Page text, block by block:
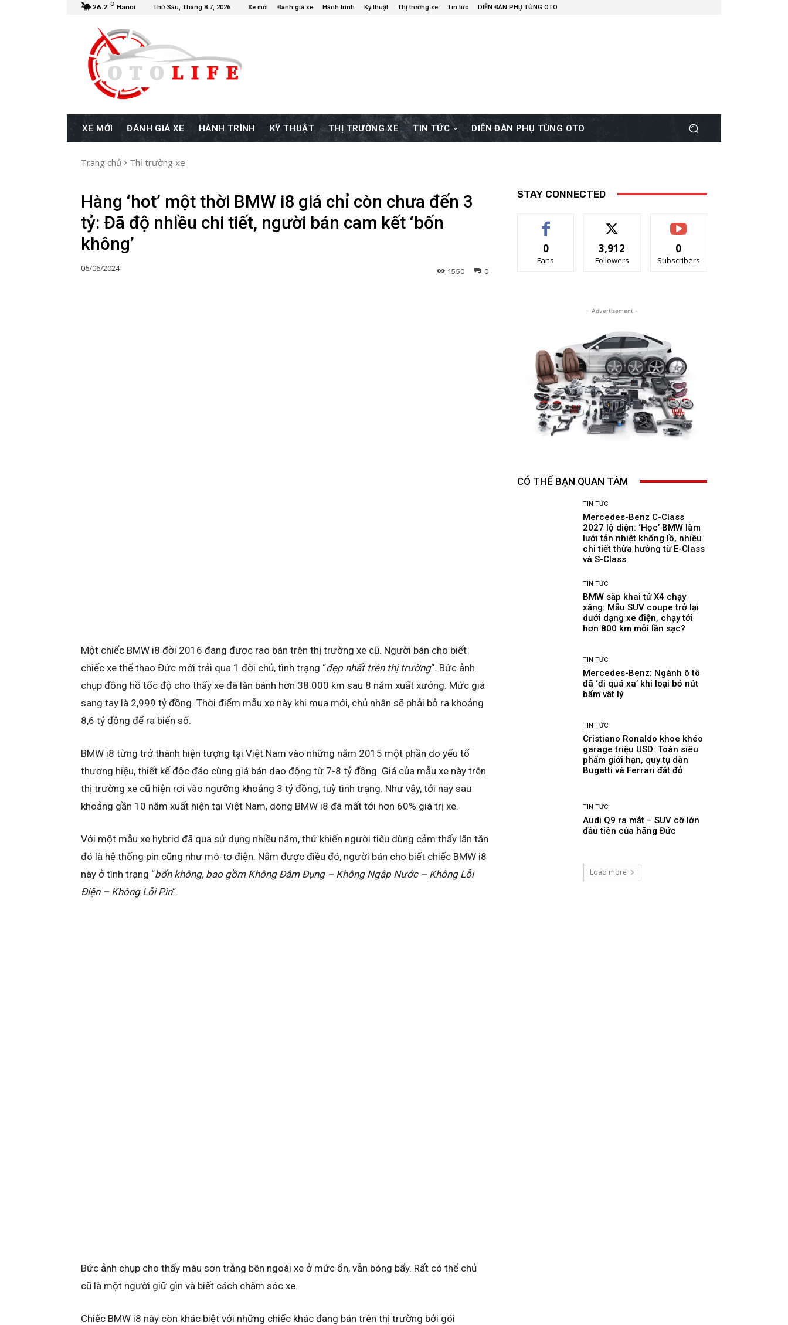
26.2 C Hanoi Thứ Sáu, Tháng 8 7, 2026 Xe mới Đánh giá xe Hành trình Kỹ thuật Thị trường xe Tin tức DIỄN ĐÀN PHỤ TÙNG OTO
XE MỚI ĐÁNH GIÁ XE HÀNH TRÌNH KỸ THUẬT THỊ TRƯỜNG XE TIN TỨC DIỄN ĐÀN PHỤ TÙNG OTO
Trang chủ Thị trường xe
Hàng ‘hot’ một thời BMW i8 giá chỉ còn chưa đến 3
tỷ: Đã độ nhiều chi tiết, người bán cam kết ‘bốn
không’
05/06/2024 0
1550
Một chiếc BMW i8 đời 2016 đang được rao bán trên thị trường xe cũ. Người bán cho biết
chiếc xe thể thao Đức mới trải qua 1 đời chủ, tình trạng “đẹp nhất trên thị trường“. Bức ảnh
chụp đồng hồ tốc độ cho thấy xe đã lăn bánh hơn 38.000 km sau 8 năm xuất xưởng. Mức giá
sang tay là 2,999 tỷ đồng. Thời điểm mẫu xe này khi mua mới, chủ nhân sẽ phải bỏ ra khoảng
8,6 tỷ đồng để ra biển số.
BMW i8 từng trở thành hiện tượng tại Việt Nam vào những năm 2015 một phần do yếu tố
thương hiệu, thiết kế độc đáo cùng giá bán dao động từ 7-8 tỷ đồng. Giá của mẫu xe này trên
thị trường xe cũ hiện rơi vào ngưỡng khoảng 3 tỷ đồng, tuỳ tình trạng. Như vậy, tới nay sau
khoảng gần 10 năm xuất hiện tại Việt Nam, dòng BMW i8 đã mất tới hơn 60% giá trị xe.
Với một mẫu xe hybrid đã qua sử dụng nhiều năm, thứ khiến người tiêu dùng cảm thấy lăn tăn
đó là hệ thống pin cũng như mô-tơ điện. Nắm được điều đó, người bán cho biết chiếc BMW i8
này ở tình trạng “bốn không, bao gồm Không Đâm Đụng – Không Ngập Nước – Không Lỗi
Điện – Không Lỗi Pin“.
Bức ảnh chụp cho thấy màu sơn trắng bên ngoài xe ở mức ổn, vẫn bóng bẩy. Rất có thể chủ
cũ là một người giữ gìn và biết cách chăm sóc xe.
Chiếc BMW i8 này còn khác biệt với những chiếc khác đang bán trên thị trường bởi gói
STAY CONNECTED
0
Fans
3,912
Followers
0
Subscribers
- Advertisement -
CÓ THỂ BẠN QUAN TÂM
TIN TỨC
Mercedes-Benz C-Class
2027 lộ diện: ‘Học’ BMW làm
lưới tản nhiệt khổng lồ, nhiều
chi tiết thừa hưởng từ E-Class
và S-Class
TIN TỨC
BMW sắp khai tử X4 chạy
xăng: Mẫu SUV coupe trở lại
dưới dạng xe điện, chạy tới
hơn 800 km mỗi lần sạc?
TIN TỨC
Mercedes-Benz: Ngành ô tô
đã ‘đi quá xa’ khi loại bỏ nút
bấm vật lý
TIN TỨC
Cristiano Ronaldo khoe khéo
garage triệu USD: Toàn siêu
phẩm giới hạn, quy tụ dàn
Bugatti và Ferrari đắt đỏ
TIN TỨC
Audi Q9 ra mắt – SUV cỡ lớn
đầu tiên của hãng Đức
Load more